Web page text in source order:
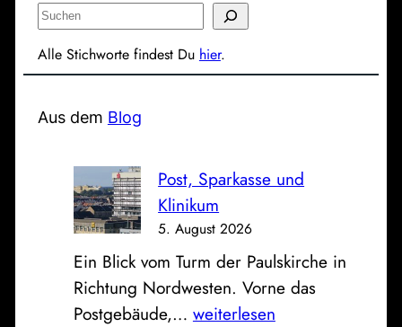
S
c
e
Alle Stichworte findest Du hier.
Aus dem Blog
Post, Sparkasse und
Klinikum
5. August 2026
Ein Blick vom Turm der Paulskirche in
Richtung Nordwesten. Vorne das
Postgebäude,… P
weiterlesen